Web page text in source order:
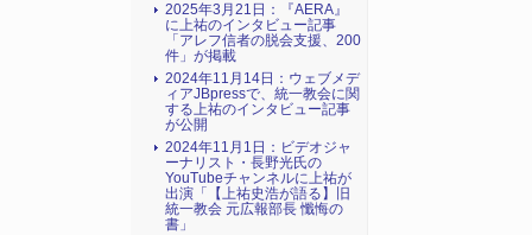
2025年3月21日：『AERA』
に上祐のインタビュー記事
「アレフ信者の脱会支援、200
件」が掲載
2024年11月14日：ウェブメデ
ィアJBpressで、統一教会に関
する上祐のインタビュー記事
が公開
2024年11月1日：ビデオジャ
ーナリスト・長野光氏の
YouTubeチャンネルに上祐が
出演「【上祐史浩が語る】旧
統一教会 元広報部長 懺悔の
書」